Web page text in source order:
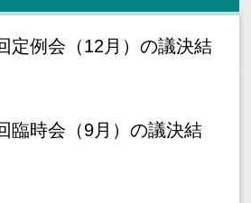
定例会（12月）の議決結
臨時会（9月）の議決結